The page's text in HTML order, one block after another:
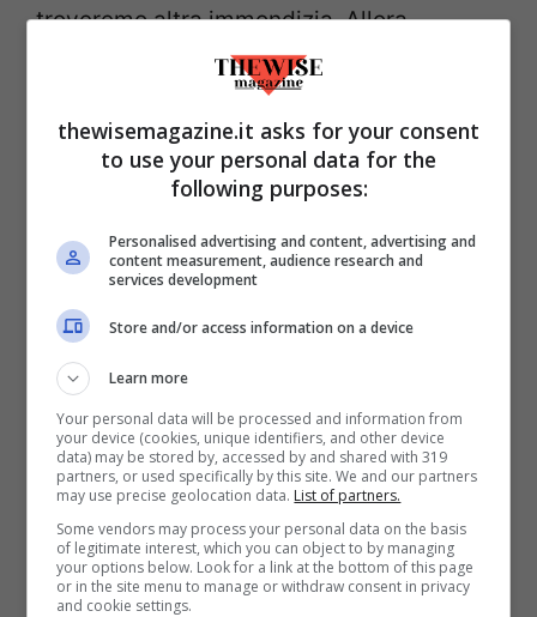
troveremo altra immondizia. Allora
romperò le scatole al sindaco per riuscire a
far istituire controlli più severi:
multe salate si può arginare il problema in
modo efficace. Dopo che l’inquinatore si
euro, vedrai come non lo farà più. Abbiamo
un patrimonio naturalistico bellissimo.
L’Italia è stupenda, noi dobbiamo riuscire a
far sì che questo non venga bruciato
nell’arco di questi anni. Noi ci occupiamo
della parte divulgativa-pedagogica, sta
alle istituzioni fare il proprio dovere in
questo senso».
thewisemagazine.it asks for your consent
to use your personal data for the
following purposes:
Personalised advertising and content, advertising and
content measurement, audience research and
services development
Store and/or access information on a device
Learn more
Your personal data will be processed and information from
your device (cookies, unique identifiers, and other device
data) may be stored by, accessed by and shared with 319
partners, or used specifically by this site. We and our partners
may use precise geolocation data. List of partners.
Some vendors may process your personal data on the basis
of legitimate interest, which you can object to by managing
your options below. Look for a link at the bottom of this page
or in the site menu to manage or withdraw consent in privacy
and cookie settings.